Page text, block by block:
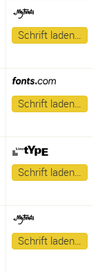
Schrift laden…
Schrift laden…
Schrift laden…
Schrift laden…